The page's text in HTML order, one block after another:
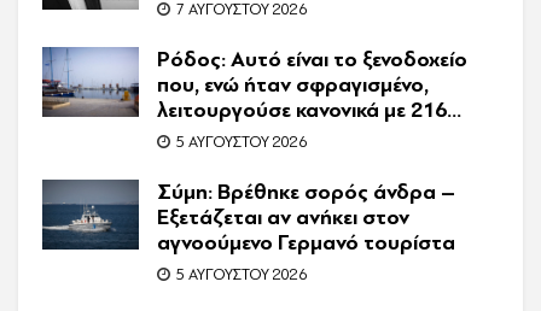
7 ΑΥΓΟΎΣΤΟΥ 2026
Ρόδος: Αυτό είναι το ξενοδοχείο
που, ενώ ήταν σφραγισμένο,
λειτουργούσε κανονικά με 216
πελάτες – Συνελήφθη η
5 ΑΥΓΟΎΣΤΟΥ 2026
Σύμη: Βρέθηκε σορός άνδρα –
Εξετάζεται αν ανήκει στον
αγνοούμενο Γερμανό τουρίστα
5 ΑΥΓΟΎΣΤΟΥ 2026